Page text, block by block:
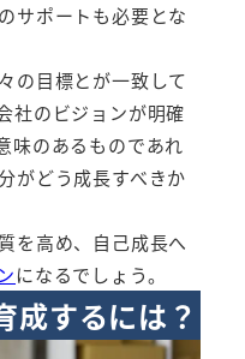
サポートも必要とな
の目標とが一致して
社のビジョンが明確
味のあるものであれ
がどう成長すべきか
を高め、自己成長へ
になるでしょう。
成するには？